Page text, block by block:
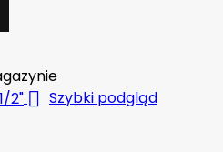
 Szybki podgląd